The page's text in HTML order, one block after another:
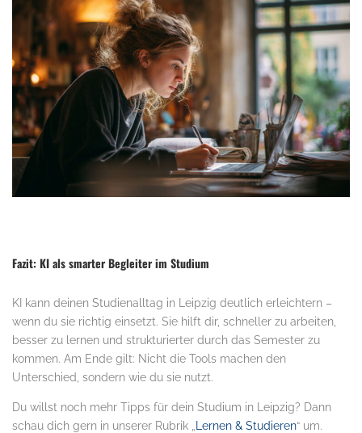
Fazit: KI als smarter Begleiter im Studium
KI kann deinen Studienalltag in Leipzig deutlich erleichtern –
wenn du sie richtig einsetzt. Sie hilft dir, schneller zu arbeiten,
besser zu lernen und strukturierter durch das Semester zu
kommen. Am Ende gilt: Nicht die Tools machen den
Unterschied, sondern wie du sie nutzt.
Du willst noch mehr Tipps für dein Studium in Leipzig? Dann
schau dich gern in unserer Rubrik „ Lernen & Studieren“ um.